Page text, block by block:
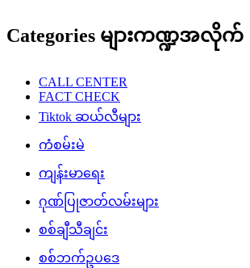
Categories များကဏ္ဍအလိုက်
CALL CENTER
FACT CHECK
Tiktok ဆယ်လီများ
ကံစမ်းမဲ
ကျန်းမာရေး
ဂုဏ်ပြုဇာတ်လမ်းများ
စစ်ချီသီချင်း
စစ်ဘက်ဥပဒေ